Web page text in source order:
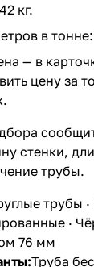
кг.
в
— в
цену за
стенки,
трубы.
трубы ·
·
76 мм
Труба